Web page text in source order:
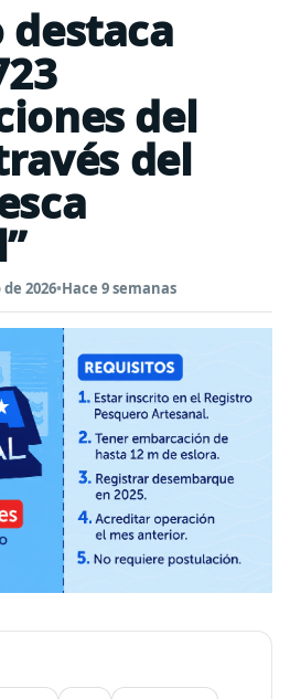
destaca
del
del
2026•Hace 9 semanas